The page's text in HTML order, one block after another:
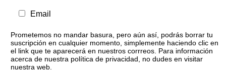
Email
Prometemos no mandar basura, pero aún así, podrás borrar tu
suscripción en cualquier momento, simplemente haciendo clic en
el link que te aparecerá en nuestros corrreos. Para información
acerca de nuestra política de privacidad, no dudes en visitar
nuestra web.